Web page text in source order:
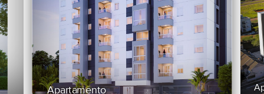
PELO IGP-M DA FGV, INCC-M, OU CADERNETA DE
POUPANÇA (+ JUROS DE 0,5% MENSAIS).
------------------------------------------------------------------------
-------------
Apartamento